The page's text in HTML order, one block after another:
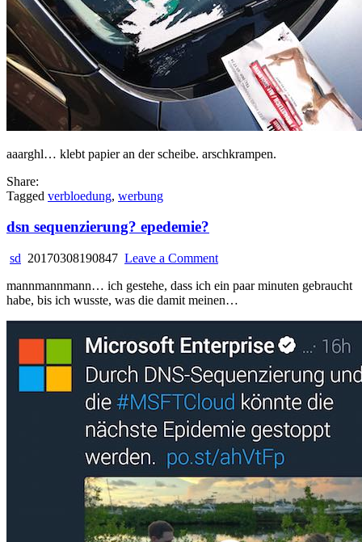
aaarghl… klebt papier an der scheibe. arschkrampen.
Share:
Tagged verbloedung, werbung
dsn sequenzierung? epedemie?
sd 20170308190847 Leave a Commenton
sequenzierung?
epedemie?
mannmannmann… ich gestehe, dass ich ein paar minuten gebraucht
habe, bis ich wusste, was die damit meinen…